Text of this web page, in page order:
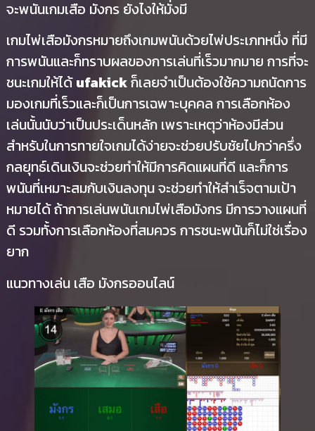
จะพนันเกมเสือ มังกร ยังไงให้มั่งมี
เกมไพ่เสือมังกรหมายถึงเกมพนันด้วยไพ่ประเภทหนึ่ง ที่มี
การพนันและก็ทราบผลของการเล่นที่เร็วมากมาย การที่จะ
ชนะเกมให้ได้ufakickก็เลยจำเป็นต้องใช้ความถนัดการ
มองเกมที่เร็วและก็เป็นการเฉพาะบุคคล การเลือกห้อง
เล่นนั้นนับว่าเป็นประเด็นหลัก เพราะเหตุว่าห้องมีส่วน
สำหรับในการทายใจเกมได้ง่ายจะช่วยปรับชัยไปกว่าครึ่ง
กลยุทธ์เดินเงินจะช่วยทำให้มีการคิดแผนที่ดี และก็การ
พนันที่เหมาะสมกับเงินลงทุน จะช่วยทำให้สำเร็จตามเป้า
หมายได้ ถ้าการเล่นพนันเกมไพ่เสือมังกร มีการวางแผนที่
ดี รวมทั้งการเลือกห้องที่สมควร การชนะพนันก็ไม่ใช่เรื่อง
ยาก
แนวทางเล่น เสือ มังกรออนไลน์